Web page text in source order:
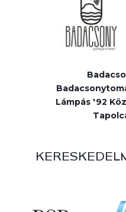
Lámpás '92